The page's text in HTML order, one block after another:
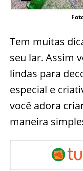
Tem muitas
seu lar. Assim
lindas para
especial e
você adora
maneira